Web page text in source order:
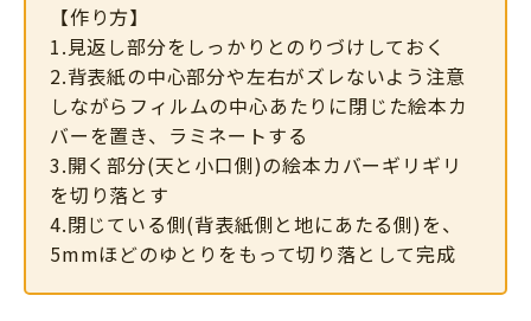
【作り方】
1.見返し部分をしっかりとのりづけしておく
2.背表紙の中心部分や左右がズレないよう注意
しながらフィルムの中心あたりに閉じた絵本カ
バーを置き、ラミネートする
3.開く部分(天と小口側)の絵本カバーギリギリ
を切り落とす
4.閉じている側(背表紙側と地にあたる側)を、
5mmほどのゆとりをもって切り落として完成